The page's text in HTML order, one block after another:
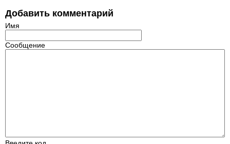
Добавить комментарий
Имя
Сообщение